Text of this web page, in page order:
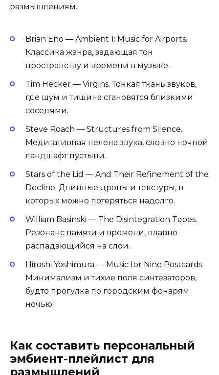
размышлениям.
Brian Eno — Ambient 1: Music for Airports.
Классика жанра, задающая тон
пространству и времени в музыке.
Tim Hecker — Virgins. Тонкая ткань звуков,
где шум и тишина становятся близкими
соседями.
Steve Roach — Structures from Silence.
Медитативная пелена звука, словно ночной
ландшафт пустыни.
Stars of the Lid — And Their Refinement of the
Decline. Длинные дроны и текстуры, в
которых можно потеряться надолго.
William Basinski — The Disintegration Tapes.
Резонанс памяти и времени, плавно
распадающийся на слои.
Hiroshi Yoshimura — Music for Nine Postcards.
Минимализм и тихие поля синтезаторов,
будто прогулка по городским фонарям
ночью.
Как составить персональный
эмбиент-плейлист для
размышлений